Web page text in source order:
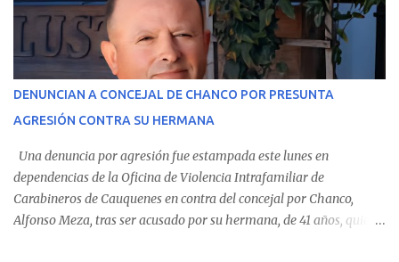
En el detalle regional, se indica que en la comuna de Cauquenes se
identificó a cuatro funcionarios involucrados en este tipo de
operaciones. Asimismo, se precisa que uno de los casos
corresponde a un funcionario de la Municipalidad de Chanco,
detectaron incumplimientos a la normativa vigente. El informe
precisa que la mayor cantidad de dinero apostado se registró en
Talca, donde...
DENUNCIAN A CONCEJAL DE CHANCO POR PRESUNTA
AGRESIÓN CONTRA SU HERMANA
Una denuncia por agresión fue estampada este lunes en
dependencias de la Oficina de Violencia Intrafamiliar de
Carabineros de Cauquenes en contra del concejal por Chanco,
Alfonso Meza, tras ser acusado por su hermana, de 41 años, quien